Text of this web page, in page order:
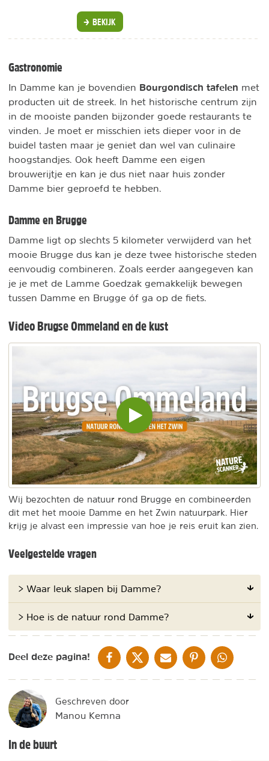
BEKIJK
Gastronomie
In Damme kan je bovendien Bourgondisch tafelen met
producten uit de streek. In het historische centrum zijn
in de mooiste panden bijzonder goede restaurants te
vinden. Je moet er misschien iets dieper voor in de
buidel tasten maar je geniet dan wel van culinaire
hoogstandjes. Ook heeft Damme een eigen
brouwerijtje en kan je dus niet naar huis zonder
Damme bier geproefd te hebben.
Damme en Brugge
Damme ligt op slechts 5 kilometer verwijderd van het
mooie Brugge dus kan je deze twee historische steden
eenvoudig combineren. Zoals eerder aangegeven kan
je je met de Lamme Goedzak gemakkelijk bewegen
tussen Damme en Brugge óf ga op de fiets.
Video Brugse Ommeland en de kust
Video
inladen
en
afspelen
Wij bezochten de natuur rond Brugge en combineerden
dit met het mooie Damme en het Zwin natuurpark. Hier
krijg je alvast een impressie van hoe je reis eruit kan zien.
Veelgestelde vragen
> Waar leuk slapen bij Damme?
> Hoe is de natuur rond Damme?
Deel deze pagina! DELEN OP FACEBOOK
DELEN OP XDELEN VIA DE MAIL
DELEN OP PINTEREST
DELEN OP
Geschreven door
Manou Kemna
In de buurt